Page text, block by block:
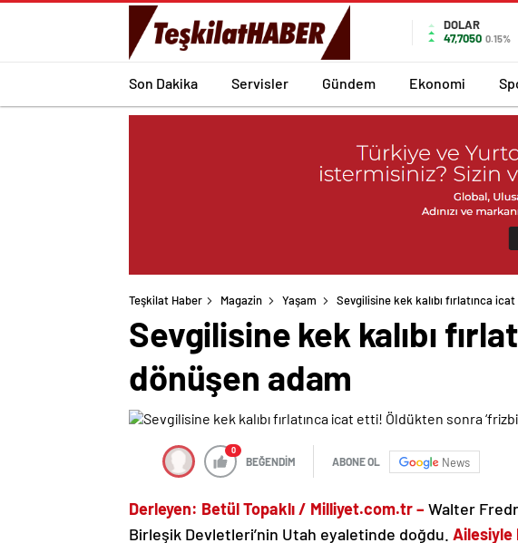
DOLAR
47,7050 0.15%
Son Dakika Servisler Gündem Ekonomi
Teşkilat Haber Magazin Yaşam Sevgilisine kek kalıbı fırlatınca
Sevgilisine kek kalıbı
dönüşen adam
0
BEĞENDİM ABONE OL News
Derleyen: Betül Topaklı / Milliyet.com.tr – Walter
Birleşik Devletleri’nin Utah eyaletinde doğdu. Ailesiyle